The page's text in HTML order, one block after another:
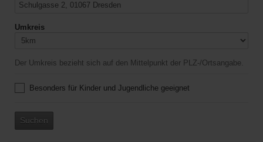
Umkreis
Der Umkreis bezieht sich auf den Mittelpunkt der PLZ-/Ortsangabe.
Besonders für Kinder und Jugendliche geeignet
Suchen